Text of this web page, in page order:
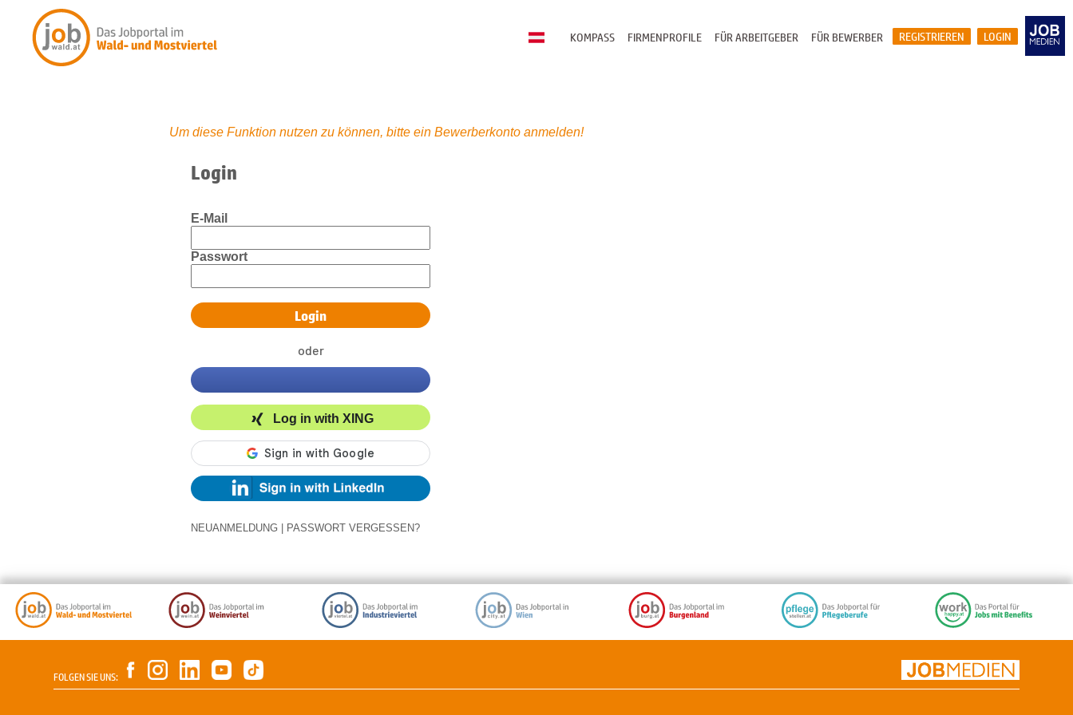
LOGIN
REGISTRIEREN
FÜR BEWERBER
FÜR ARBEITGEBER
FIRMENPROFILE
KOMPASS
Um diese Funktion nutzen zu können, bitte ein Bewerberkonto anmelden!
Login
E-Mail
Passwort
oder
Log in with XING
NEUANMELDUNG PASSWORT VERGESSEN?
FOLGEN SIE UNS: